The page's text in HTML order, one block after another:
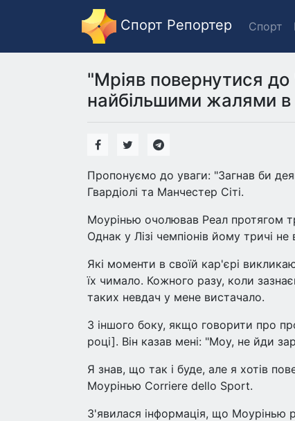
Спорт Репортер Спорт
"Мріяв повернутися до
найбільшими жалями в
Пропонуємо до уваги: "Загнав би
Гвардіолі та Манчестер Сіті.
Моурінью очолював Реал протягом
Однак у Лізі чемпіонів йому тричі
Які моменти в своїй кар'єрі
їх чимало. Кожного разу, коли
таких невдач у мене вистачало.
З іншого боку, якщо говорити про
році]. Він казав мені: "Моу, не йди
Я знав, що так і буде, але я хотів
Моурінью Corriere dello Sport.
З'явилася інформація, що Моурінью